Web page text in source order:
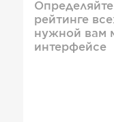
рейтинге
нужной вам
интерфейсе